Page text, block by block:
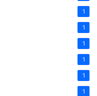
1
1
1
1
1
1